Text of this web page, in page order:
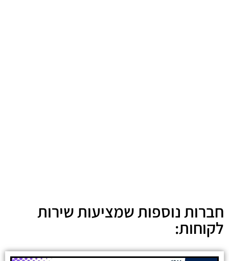
חברות נוספות שמציעות שירות
לקוחות: